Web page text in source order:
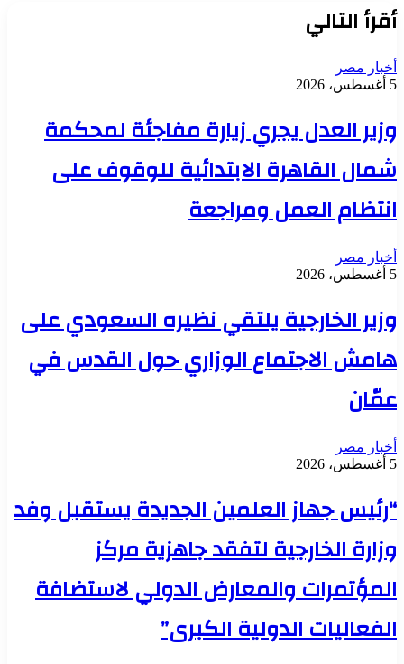
أقرأ التالي
أخبار مصر
5 أغسطس، 2026
وزير العدل يجري زيارة مفاجئة لمحكمة
شمال القاهرة الابتدائية للوقوف على
انتظام العمل ومراجعة
أخبار مصر
5 أغسطس، 2026
وزير الخارجية يلتقي نظيره السعودي على
هامش الاجتماع الوزاري حول القدس في
عمّان
أخبار مصر
5 أغسطس، 2026
“رئيس جهاز العلمين الجديدة يستقبل وفد
وزارة الخارجية لتفقد جاهزية مركز
المؤتمرات والمعارض الدولي لاستضافة
الفعاليات الدولية الكبرى”